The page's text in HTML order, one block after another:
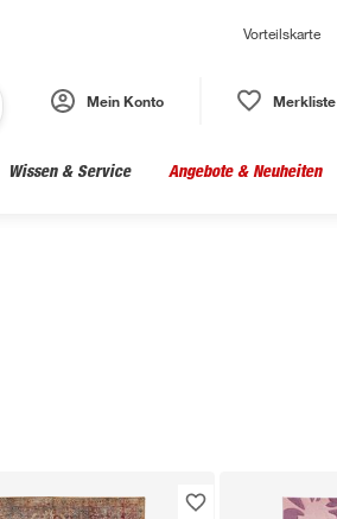
Vorteilskarte
Mein Konto Merkliste
Wissen & Service Angebote & Neuheiten